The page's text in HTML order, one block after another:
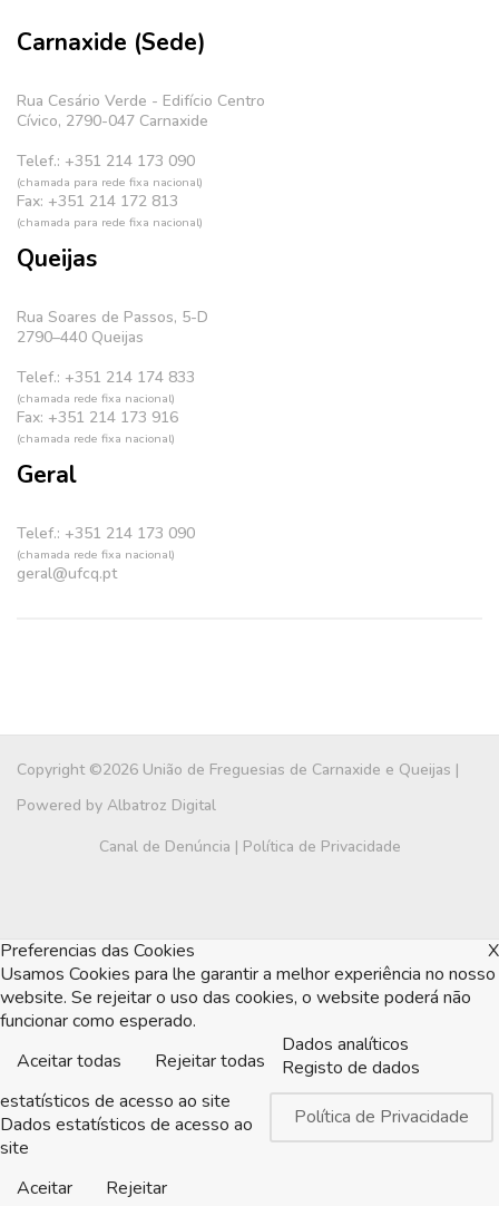
Carnaxide (Sede)
Rua Cesário Verde - Edifício Centro
Cívico, 2790-047 Carnaxide
Telef.: +351 214 173 090
(chamada para rede fixa nacional)
Fax: +351 214 172 813
(chamada para rede fixa nacional)
Queijas
Rua Soares de Passos, 5-D
2790–440 Queijas
Telef.: +351 214 174 833
(chamada rede fixa nacional)
Fax: +351 214 173 916
(chamada rede fixa nacional)
Geral
Telef.: +351 214 173 090
(chamada rede fixa nacional)
geral@ufcq.pt
Copyright ©2026 União de Freguesias de Carnaxide e Queijas |
Powered by Albatroz Digital
Canal de Denúncia | Política de Privacidade
X
Preferencias das Cookies
Usamos Cookies para lhe garantir a melhor experiência no nosso
website. Se rejeitar o uso das cookies, o website poderá não
funcionar como esperado.
Aceitar todas
Rejeitar todas
Política de Privacidade
Dados analíticos
Registo de dados
estatísticos de acesso ao site
Dados estatísticos de acesso ao
site
Aceitar
Rejeitar